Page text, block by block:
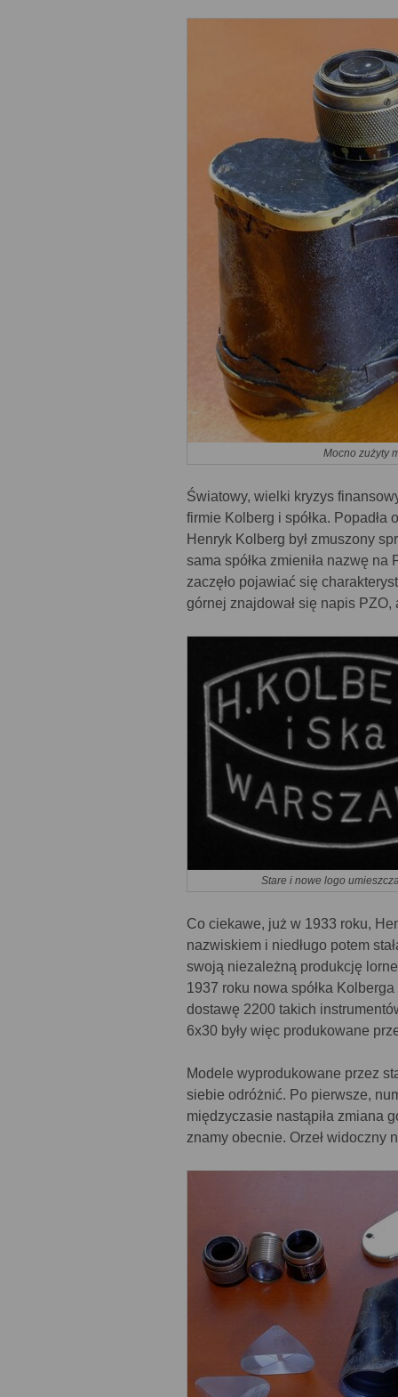
Mocno zużyty
Światowy, wielki kryzys
firmie Kolberg i spółka.
Henryk Kolberg był zmuszony
sama spółka zmieniła nazwę
zaczęło pojawiać się
górnej znajdował się napis
Stare i nowe logo
Co ciekawe, już w 1933 roku,
nazwiskiem i niedługo potem
swoją niezależną produkcję
1937 roku nowa spółka
dostawę 2200 takich
6x30 były więc produkowane
Modele wyprodukowane przez
siebie odróżnić. Po pierwsze,
międzyczasie nastąpiła zmiana
znamy obecnie. Orzeł widoczny